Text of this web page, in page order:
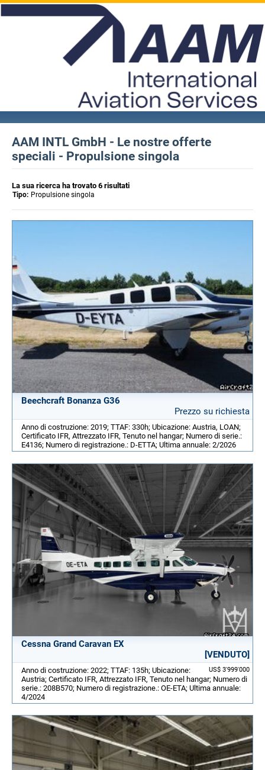
AAM INTL GmbH - Le nostre offerte
speciali - Propulsione singola
La sua ricerca ha trovato 6 risultati
Tipo: Propulsione singola
Beechcraft Bonanza G36
Prezzo su richiesta
Anno di costruzione: 2019; TTAF: 330h; Ubicazione: Austria, LOAN;
Certificato IFR, Attrezzato IFR, Tenuto nel hangar; Numero di serie.:
E4136; Numero di registrazione.: D-ETTA; Ultima annuale: 2/2026
Cessna Grand Caravan EX
[VENDUTO]
US$ 3'999'000
Anno di costruzione: 2022; TTAF: 135h; Ubicazione:
Austria; Certificato IFR, Attrezzato IFR, Tenuto nel hangar; Numero di
serie.: 208B570; Numero di registrazione.: OE-ETA; Ultima annuale:
4/2024